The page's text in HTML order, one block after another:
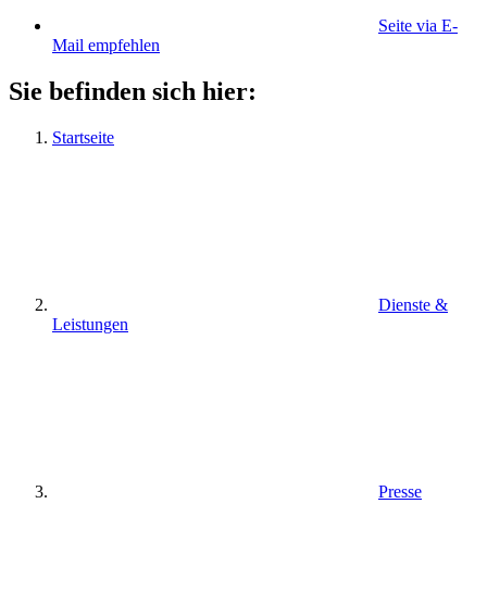
Seite via E-
Mail empfehlen
Sie befinden sich hier:
Startseite
Dienste &
Leistungen
Presse